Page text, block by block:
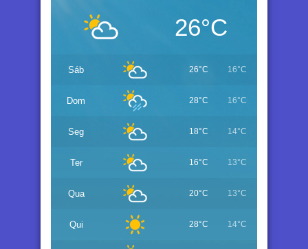
26°C
Sáb 26°C 16°C
Dom 28°C 16°C
Seg 18°C 14°C
Ter 16°C 13°C
Qua 20°C 13°C
Qui 28°C 14°C